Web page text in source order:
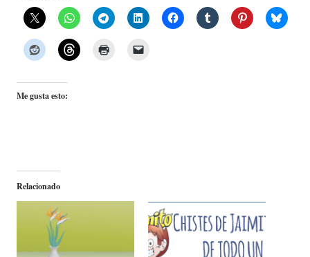
Me gusta esto:
Relacionado